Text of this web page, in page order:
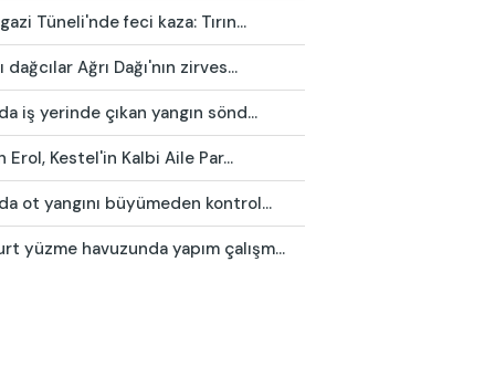
Tüneli'nde feci kaza: Tırın...
dağcılar Ağrı Dağı'nın zirves...
iş yerinde çıkan yangın sönd...
Erol, Kestel'in Kalbi Aile Par...
ot yangını büyümeden kontrol...
yüzme havuzunda yapım çalışm...